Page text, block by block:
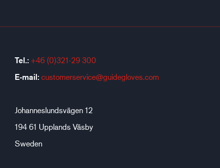
Tel.: +46 (0)321-29 300
E-mail: customerservice@guidegloves.com
Johanneslundsvägen 12
194 61 Upplands Väsby
Sweden